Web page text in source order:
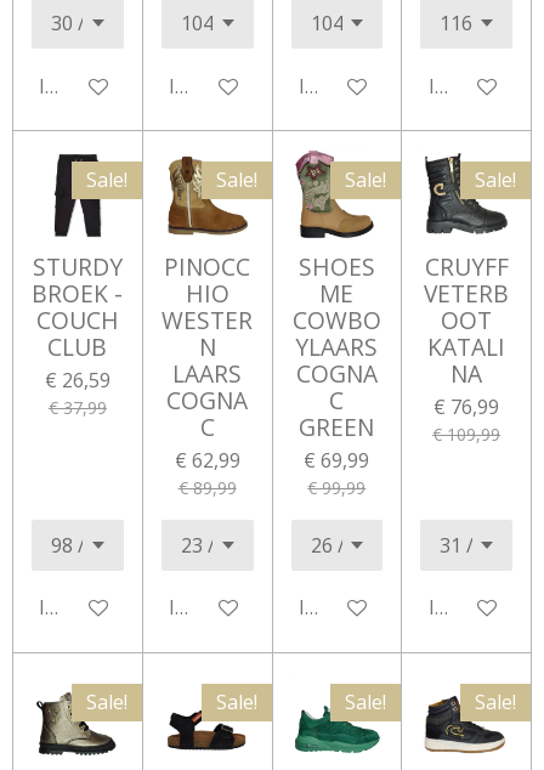
In winkelwagenIn winkelwagenIn winkelwagenIn
Sale!
STURDY
BROEK -
COUCH
CLUB
€ 26,59
€ 37,99
In winkelwagen
Sale!
PINOCC
HIO
WESTER
N
LAARS
COGNA
C
€ 62,99
€ 89,99
In winkelwagen
Sale!
SHOES
ME
COWBO
YLAARS
COGNA
C
GREEN
€ 69,99
€ 99,99
In winkelwagen
Sale!
CRUYFF
VETERB
OOT
KATALI
NA
€ 76,99
€ 109,99
In
Sale! Sale! Sale! Sale!